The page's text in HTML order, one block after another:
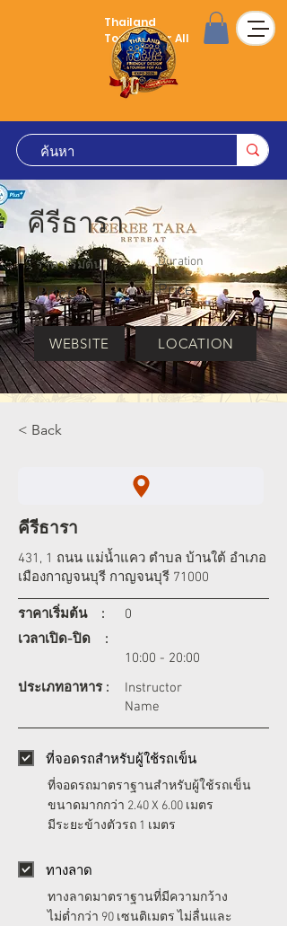
Thailand
Tourism for All
คีรีธารา
ราคาเริ่มต้น Duration
Price Price
WEBSITE LOCATION
< Back
คีรีธารา
431, 1 ถนน แม่น้ำแคว ตำบล บ้านใต้ อำเภอ
เมืองกาญจนบุรี กาญจนบุรี 71000
ราคาเริ่มต้น :
0
เวลาเปิด-ปิด :
10:00 - 20:00
Instructor
Name
ประเภทอาหาร :
ที่จอดรถสำหรับผู้ใช้รถเข็น
ที่จอดรถมาตราฐานสำหรับผู้ใช้รถเข็น
ขนาดมากกว่า 2.40 X 6.00 เมตร
มีระยะข้างตัวรถ 1 เมตร
ทางลาด
ทางลาดมาตราฐานที่มีความกว้าง
ไม่ต่ำกว่า 90 เซนติเมตร ไม่ลื่นและ